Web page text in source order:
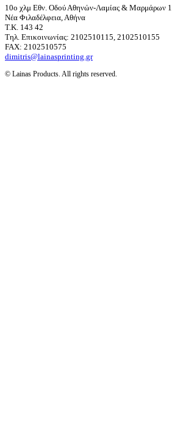
10ο χλμ Εθν. Οδού Αθηνών-Λαμίας & Μαρμάρων 1
Νέα Φιλαδέλφεια, Αθήνα
T.K. 143 42
Τηλ. Επικοινωνίας: 2102510115, 2102510155
FAX: 2102510575
dimitris@lainasprinting.gr
© Lainas Products. All rights reserved.